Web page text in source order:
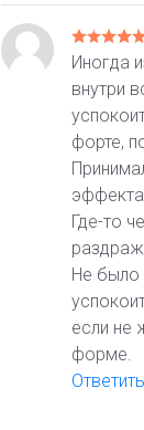
Иногда
внутри
форте,
эффекта.
Где-то
Не было
если не
форме.
Ответить